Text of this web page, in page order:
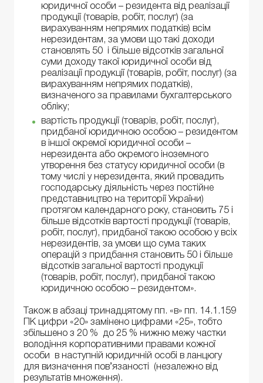
юридичної особи – резидента від реалізації
продукції (товарів, робіт, послуг) (за
вирахуванням непрямих податків) всім
нерезидентам, за умови що такі доходи
становлять 50 і більше відсотків загальної
суми доходу такої юридичної особи від
реалізації продукції (товарів, робіт, послуг) (за
вирахуванням непрямих податків),
визначеного за правилами бухгалтерського
обліку;
вартість продукції (товарів, робіт, послуг),
придбаної юридичною особою – резидентом
в іншої окремої юридичної особи –
нерезидента або окремого іноземного
утворення без статусу юридичної особи (в
тому числі у нерезидента, який провадить
господарську діяльність через постійне
представництво на території України)
протягом календарного року, становить 75 і
більше відсотків вартості продукції (товарів,
робіт, послуг), придбаної такою особою у всіх
нерезидентів, за умови що сума таких
операцій з придбання становить 50 і більше
відсотків загальної вартості продукції
(товарів, робіт, послуг), придбаної такою
юридичною особою – резидентом».
Також в абзаці тринадцятому пп. «в» пп. 14.1.159
ПК цифри «20» замінено цифрами «25», тобто
збільшено з 20 % до 25 % нижню межу частки
володіння корпоративними правами кожної
особи в наступній юридичній особі в ланцюгу
для визначення пов’язаності (незалежно від
результатів множення).